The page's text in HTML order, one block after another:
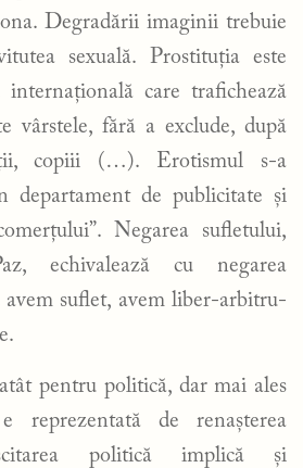
Degradării imaginii trebuie
sexuală. Prostituția este
care trafichează
vârstele, fără a exclude, după
copiii (…). Erotismul s-a
departament de publicitate și
Negarea sufletului,
echivalează cu negarea
suflet, avem liber-arbitru-
pentru politică, dar mai ales
reprezentată de renașterea
politică implică și